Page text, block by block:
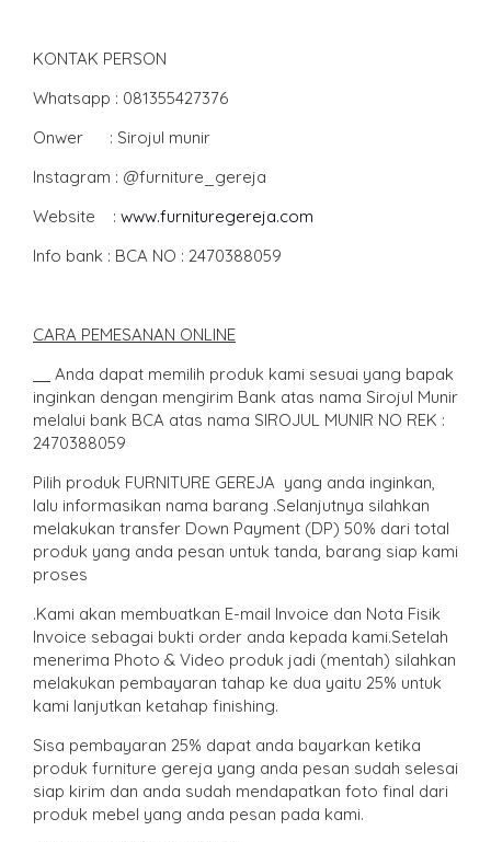
KONTAK PERSON
Whatsapp : 081355427376
Onwer : Sirojul munir
Instagram : @furniture_gereja
Website : www.furnituregereja.com
Info bank : BCA NO : 2470388059
CARA PEMESANAN ONLINE
Anda dapat memilih produk kami sesuai yang bapak
inginkan dengan mengirim Bank atas nama Sirojul Munir
melalui bank BCA atas nama SIROJUL MUNIR NO REK :
2470388059
Pilih produk FURNITURE GEREJA yang anda inginkan,
lalu informasikan nama barang .Selanjutnya silahkan
melakukan transfer Down Payment (DP) 50% dari total
produk yang anda pesan untuk tanda, barang siap kami
proses
.Kami akan membuatkan E-mail Invoice dan Nota Fisik
Invoice sebagai bukti order anda kepada kami.Setelah
menerima Photo & Video produk jadi (mentah) silahkan
melakukan pembayaran tahap ke dua yaitu 25% untuk
kami lanjutkan ketahap finishing.
Sisa pembayaran 25% dapat anda bayarkan ketika
produk furniture gereja yang anda pesan sudah selesai
siap kirim dan anda sudah mendapatkan foto final dari
produk mebel yang anda pesan pada kami.